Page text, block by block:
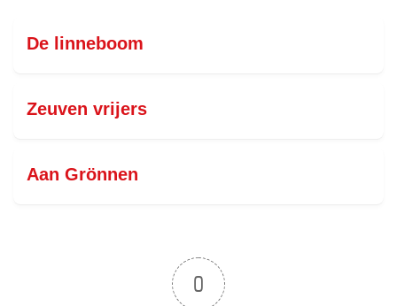
De linneboom
Zeuven vrijers
Aan Grönnen
0